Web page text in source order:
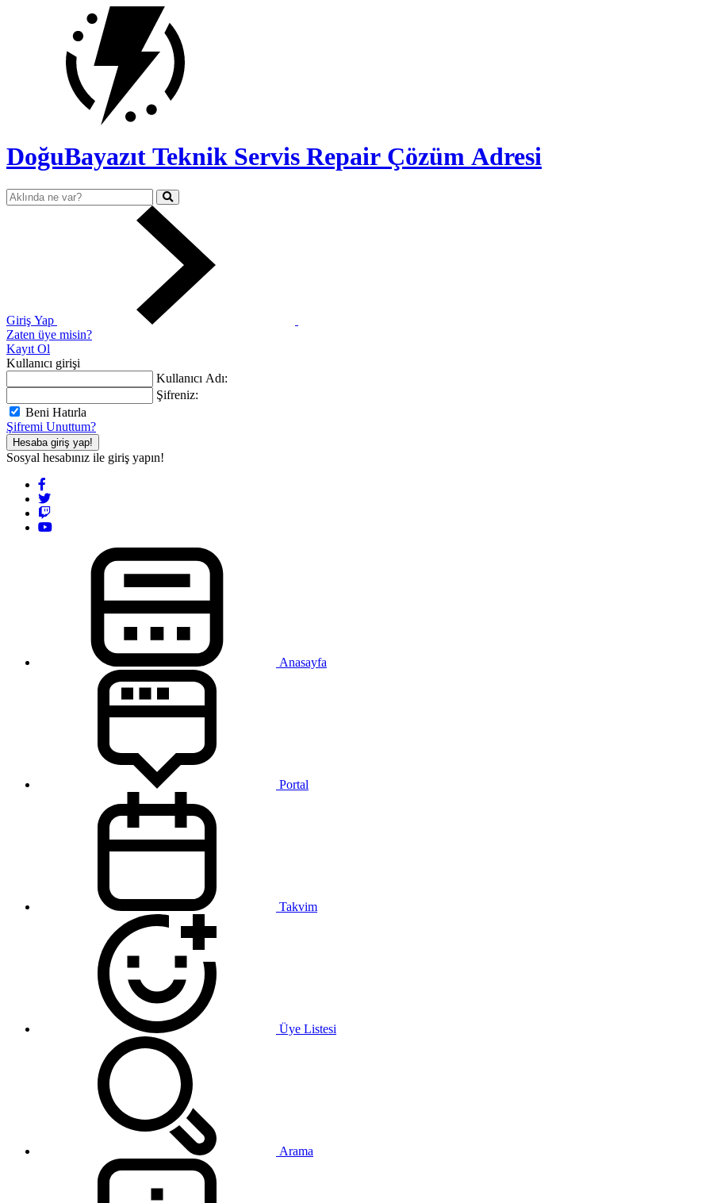
DoğuBayazıt Teknik Servis Repair Çözüm Adresi
Giriş Yap
Zaten üye misin?
Kayıt Ol
Kullanıcı girişi
Kullanıcı Adı:
Şifreniz:
Beni Hatırla
Şifremi Unuttum?
Hesaba giriş yap!
Sosyal hesabınız ile giriş yapın!
Anasayfa
Portal
Takvim
Üye Listesi
Arama